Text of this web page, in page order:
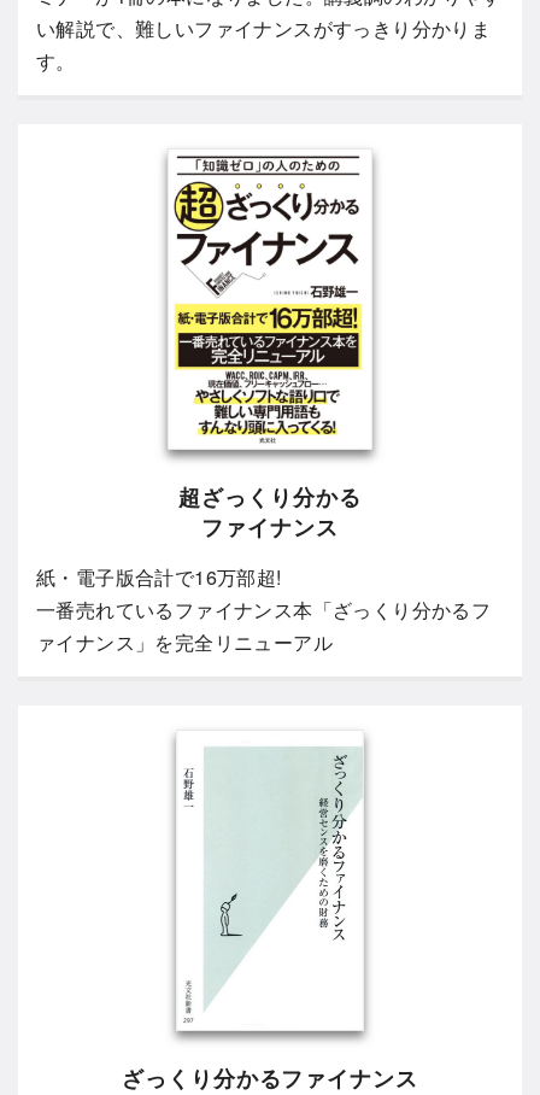
い解説で、難しいファイナンスがすっきり分かりま
す。
超ざっくり分かる
ファイナンス
紙・電子版合計で16万部超!
一番売れているファイナンス本「ざっくり分かるフ
ァイナンス」を完全リニューアル
ざっくり分かるファイナンス